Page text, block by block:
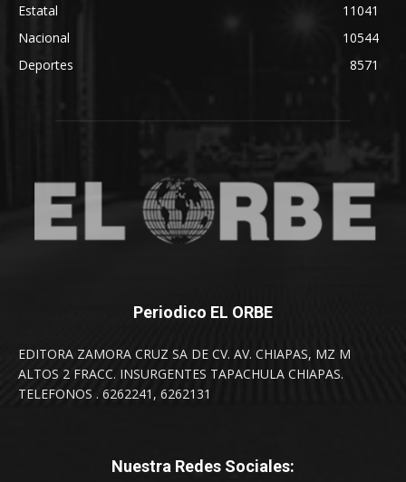
Estatal
11041
Nacional
10544
Deportes
8571
Periodico EL ORBE
EDITORA ZAMORA CRUZ SA DE CV. AV. CHIAPAS, MZ M
ALTOS 2 FRACC. INSURGENTES TAPACHULA CHIAPAS.
TELEFONOS . 6262241, 6262131
Nuestra Redes Sociales: